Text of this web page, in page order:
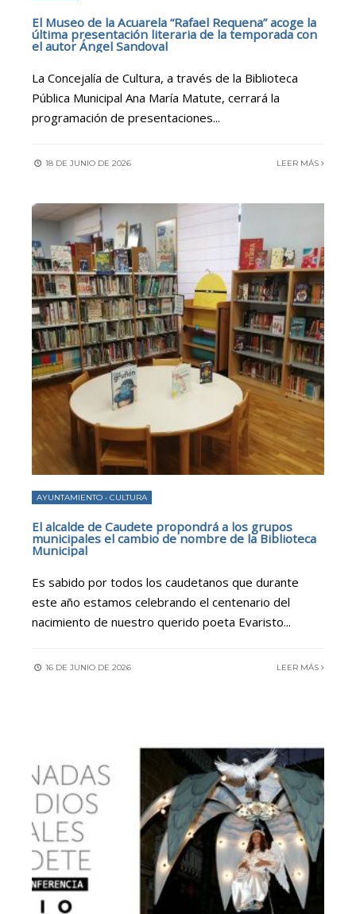
El Museo de la Acuarela “Rafael Requena” acoge la
última presentación literaria de la temporada con
el autor Ángel Sandoval
La Concejalía de Cultura, a través de la Biblioteca
Pública Municipal Ana María Matute, cerrará la
programación de presentaciones...
18 DE JUNIO DE 2026 LEER MÁS
AYUNTAMIENTO • CULTURA
El alcalde de Caudete propondrá a los grupos
municipales el cambio de nombre de la Biblioteca
Municipal
Es sabido por todos los caudetanos que durante
este año estamos celebrando el centenario del
nacimiento de nuestro querido poeta Evaristo...
16 DE JUNIO DE 2026 LEER MÁS